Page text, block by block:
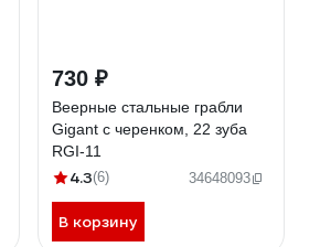
730 ₽
Веерные стальные грабли
Gigant с черенком, 22 зуба
RGI-11
4.3(6) 34648093
В корзину